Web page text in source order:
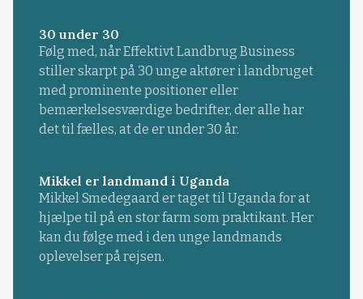
30 under 30
Følg med, når Effektivt Landbrug Business
stiller skarpt på 30 unge aktører i landbruget
med prominente positioner eller
bemærkelsesværdige bedrifter, der alle har
det til fælles, at de er under 30 år.
Mikkel er landmand i Uganda
Mikkel Smedegaard er taget til Uganda for at
hjælpe til på en stor farm som praktikant. Her
kan du følge med i den unge landmands
oplevelser på rejsen.